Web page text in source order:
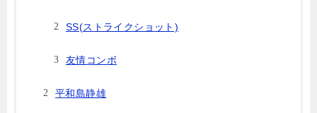
SS(ストライクショット)
友情コンボ
平和島静雄